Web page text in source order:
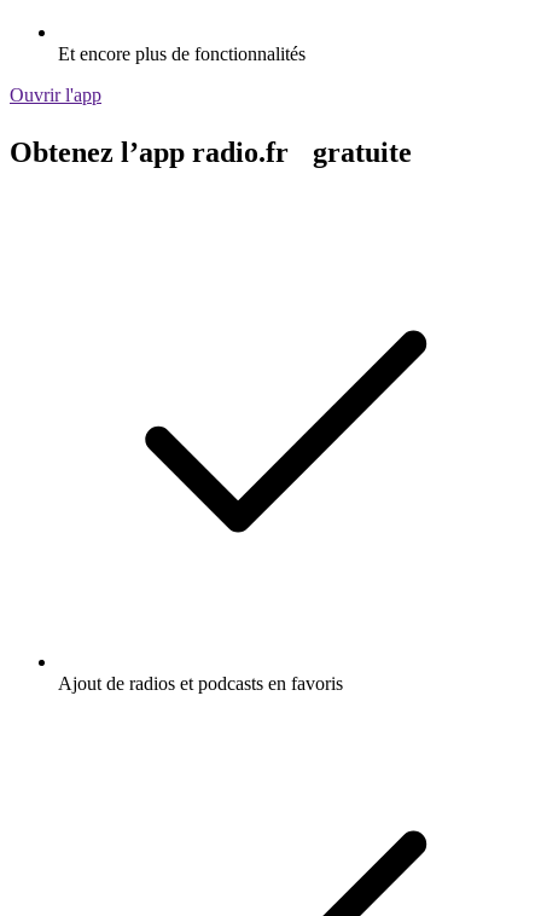
Et encore plus de fonctionnalités
Ouvrir l'app
Obtenez l’app radio.fr gratuite
Ajout de radios et podcasts en favoris